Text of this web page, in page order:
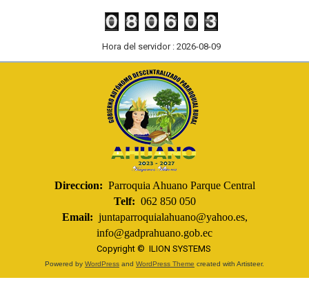
Hora del servidor : 2026-08-09
Direccion: Parroquia Ahuano Parque Central
Telf: 062 850 050
Email: juntaparroquialahuano@yahoo.es,
info@gadprahuano.gob.ec
Copyright © ILION SYSTEMS
Powered by WordPress and WordPress Theme created with Artisteer.